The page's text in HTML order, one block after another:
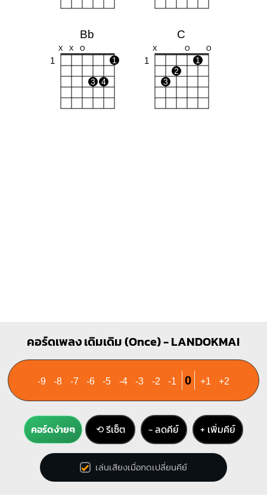
Bb
X X O
1 1
3 4
C
X O O
1
1
2
3
คอร์ดเพลง เดิมเดิม (Once) - LANDOKMAI
-9 -8 -7 -6 -5 -4 -3 -2 -1 0 +1 +2
คอร์ดง่ายๆ ⟲ รีเซ็ต − ลดคีย์ + เพิ่มคีย์
เล่นเสียงเมื่อกดเปลี่ยนคีย์